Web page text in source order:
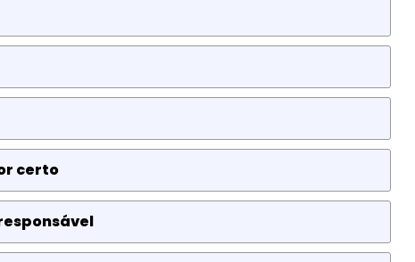
certo